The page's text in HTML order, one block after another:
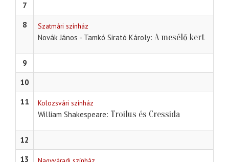
7
8
Szatmári színház
Novák János - Tamkó Sirató Károly A mesélő kert
9
10
11
Kolozsvári színház
William Shakespeare Troilus és Cressida
12
13